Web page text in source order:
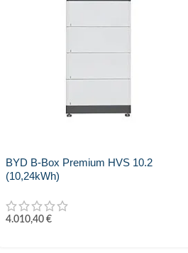
BYD B-Box Premium HVS 10.2
(10,24kWh)
4.010,40 €